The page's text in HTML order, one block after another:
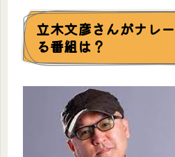
立木文彦さんがナレ
る番組は？